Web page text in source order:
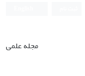
مجله علمی